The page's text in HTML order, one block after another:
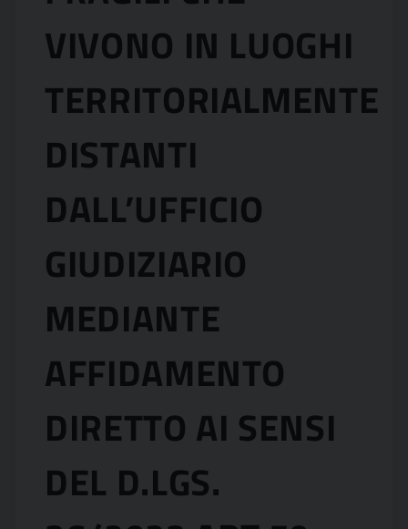
VIVONO IN LUOGHI
TERRITORIALMENTE
DISTANTI
DALL’UFFICIO
GIUDIZIARIO
MEDIANTE
AFFIDAMENTO
DIRETTO AI SENSI
DEL D.LGS.